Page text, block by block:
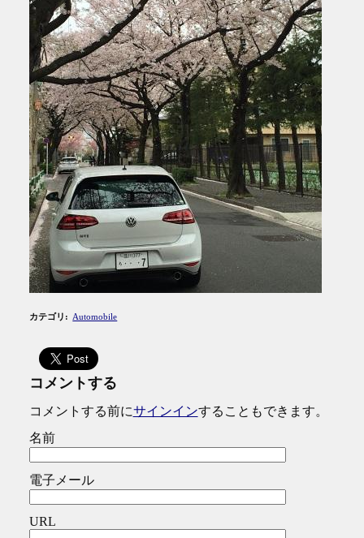
カテゴリ : Automobile
コメントする
コメントする前にサインインすることもできます。
名前
電子メール
URL